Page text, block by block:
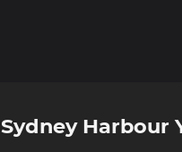
Sydney Harbour